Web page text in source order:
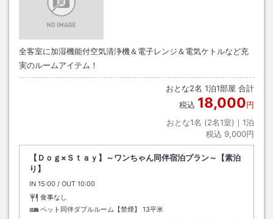
全客室に加湿機能付空気清浄機＆電子レンジ＆電気ケトルなど充
実のルームアイテム！
おとな2名 1泊1部屋 合計
税込 18,000円
おとな1名 (2名1室)｜ 1泊
税込 9,000円
【Ｄｏｇ×Ｓｔａｙ】～ワンちゃん同伴宿泊プラン～【素泊
り】
IN チェックイン
15:00 / OUT チェックアウト
10:00
食事なし
ペット同伴ダブルルーム【禁煙】
13平米